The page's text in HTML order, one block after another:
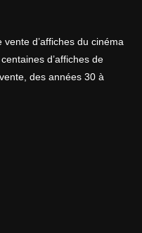
d’affiches du cinéma
d’affiches de
des années 30 à